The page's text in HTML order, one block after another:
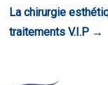
La chirurgie
traitements V.I.P →